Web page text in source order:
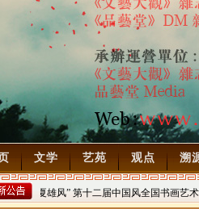
文学 艺苑 观点 溯
年“华夏雄风” 第十二届中国风全国书画艺术交
15